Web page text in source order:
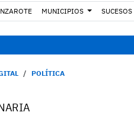
MUNICIPIOS SUCESOS
POLÍTICA